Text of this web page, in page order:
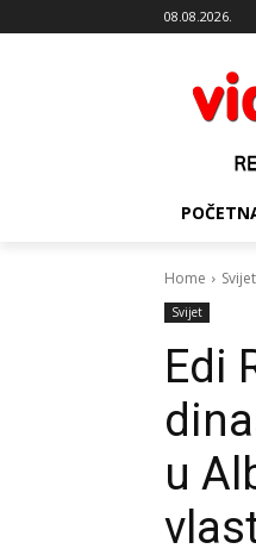
08.08.2026.
Home Svijet
Svijet
Edi
u